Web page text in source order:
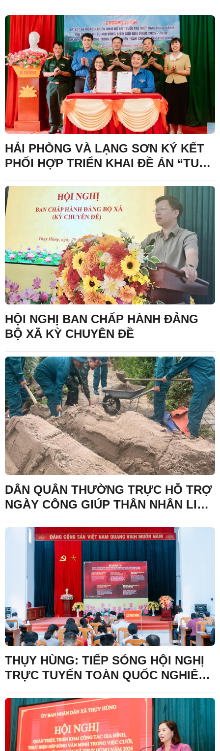
ĐỒNG BÀO DÂN TỘC THIỂU SỐ VÀ
MIỀN NÚI
HẢI PHÒNG VÀ LẠNG SƠN KÝ KẾT
PHỐI HỢP TRIỂN KHAI ĐỀ ÁN “TUỔI
THANH THIẾU NHI VÙNG BIÊN GIỚI
GIAI ĐOẠN 2025 - 2030”
HỘI NGHỊ BAN CHẤP HÀNH ĐẢNG
BỘ XÃ KỲ CHUYÊN ĐỀ
DÂN QUÂN THƯỜNG TRỰC HỖ TRỢ
NGÀY CÔNG GIÚP THÂN NHÂN LIỆT
THỤY HÙNG: TIẾP SÓNG HỘI NGHỊ
TRỰC TUYẾN TOÀN QUỐC NGHIÊN
TRIỂN KHAI THỰC HIỆN NGHỊ
QUYẾT HỘI NGHỊ LẦN THỨ BA BAN
CHẤP HÀNH TRUNG ƯƠNG ĐẢNG